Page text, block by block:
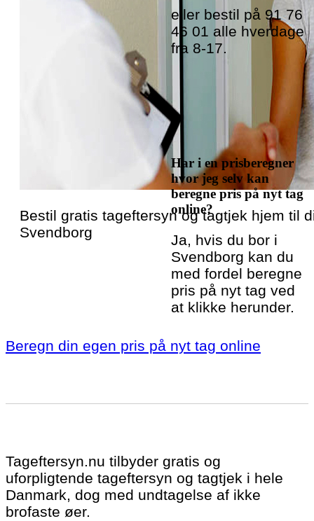
Bestil gratis tageftersyn og tagtjek hjem til
Svendborg
eller bestil på 91 76
46 01 alle hverdage
fra 8-17.
Har i en prisberegner
hvor jeg selv kan
beregne pris på nyt tag
online?
Ja, hvis du bor i
Svendborg kan du
med fordel beregne
pris på nyt tag ved
at klikke herunder.
Beregn din egen pris på nyt tag online
Tageftersyn.nu tilbyder gratis og
uforpligtende tageftersyn og tagtjek i hele
Danmark, dog med undtagelse af ikke
brofaste øer.